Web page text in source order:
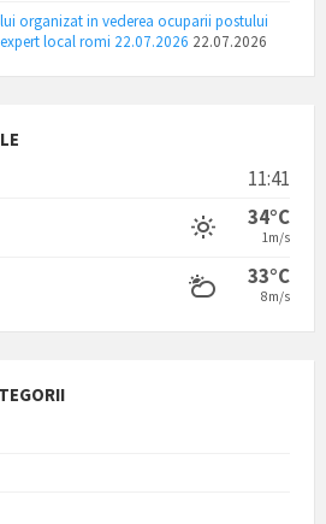
organizat in vederea ocuparii postului
local romi 22.07.2026 22.07.2026
11:41
34°C
1m/s
33°C
8m/s